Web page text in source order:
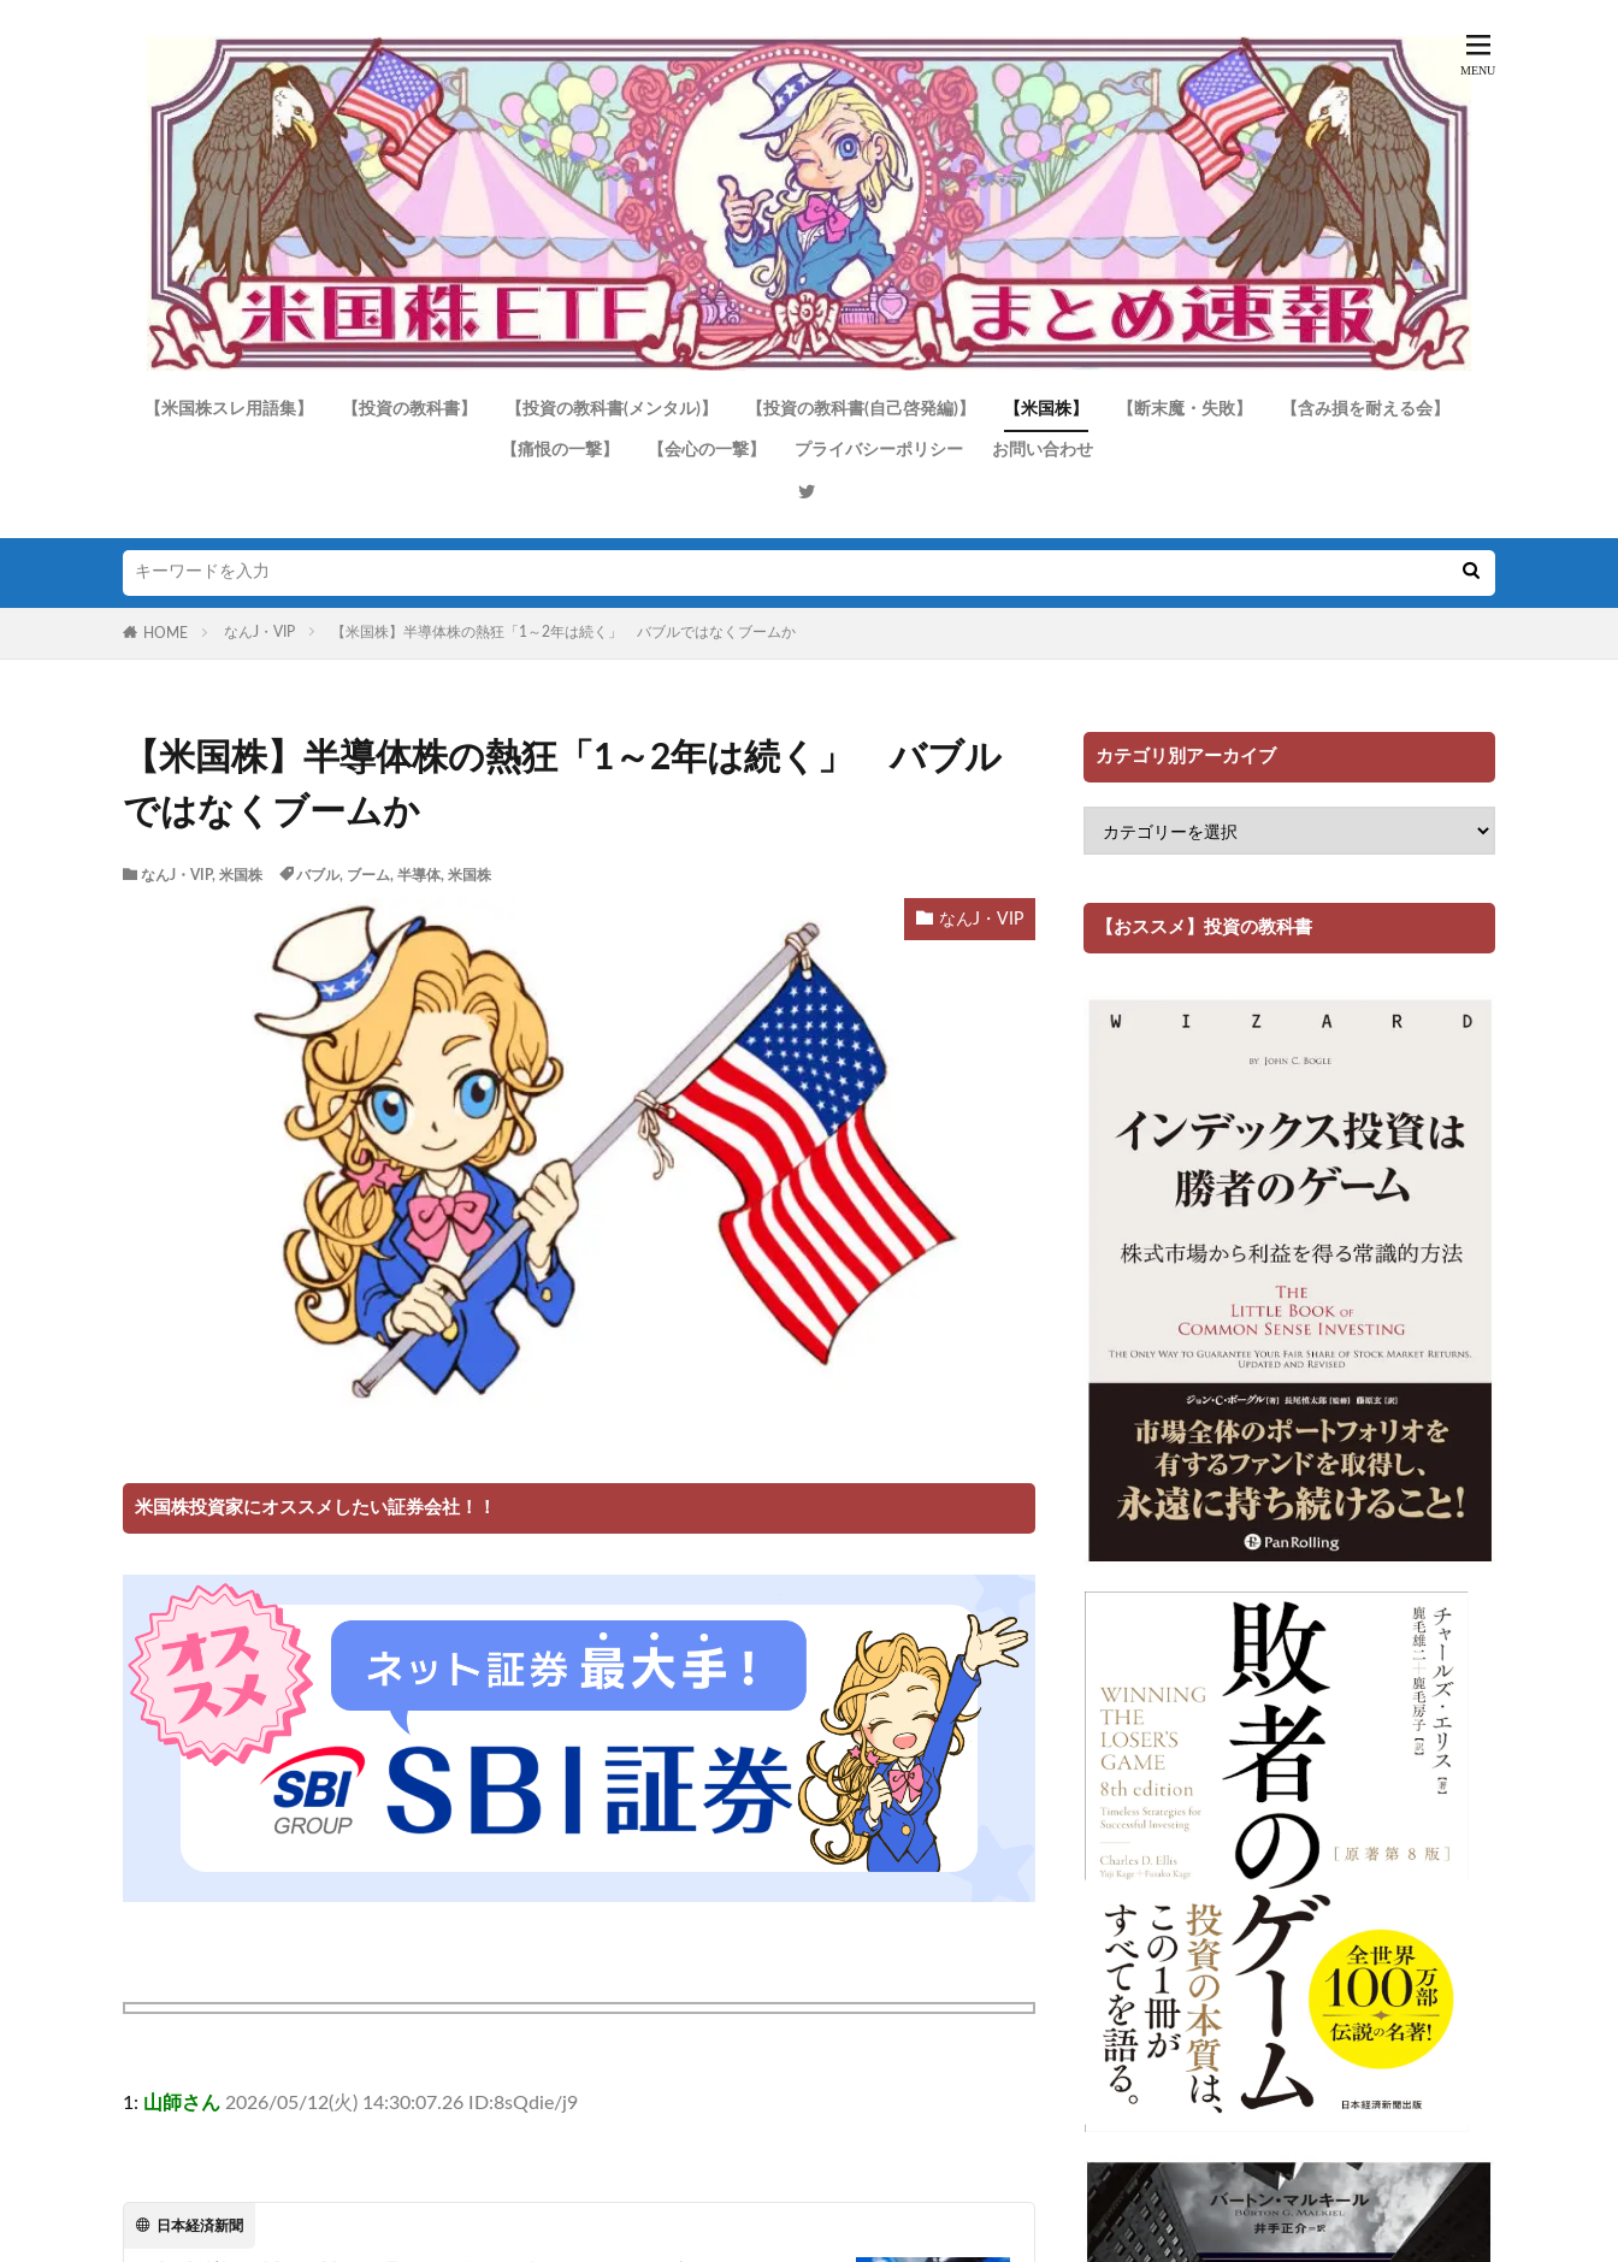
【米国株スレ用語集】 【投資の教科書】 【投資の教科書(メンタル)】 【投資の教科書(自己啓発編)】 【米国株】 【断末魔・失敗】 【含み損を耐える会】
【痛恨の一撃】 【会心の一撃】 プライバシーポリシー お問い合わせ
HOME なんJ・VIP 【米国株】半導体株の熱狂「1～2年は続く」 バブルではなくブームか
【米国株】半導体株の熱狂「1～2年は続く」 バブル
ではなくブームか
なんJ・VIP, 米国株 バブル, ブーム, 半導体, 米国株
なんJ・VIP
米国株投資家にオススメしたい証券会社！！
1: 山師さん 2026/05/12(火) 14:30:07.26 ID:8sQdie/j9
日本経済新聞
カテゴリ別アーカイブ
【おススメ】投資の教科書